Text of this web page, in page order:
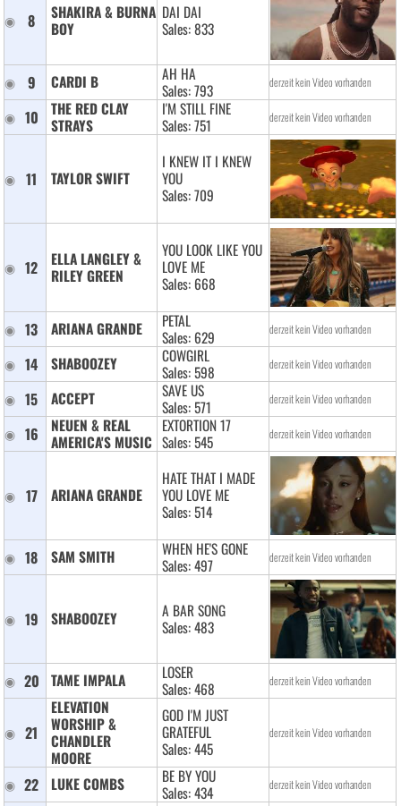
8
SHAKIRA & BURNA
BOY
DAI DAI
Sales: 833
9 CARDI B
AH HA
Sales: 793
derzeit kein Video vorhanden
10
THE RED CLAY
STRAYS
I'M STILL FINE
Sales: 751
derzeit kein Video vorhanden
11 TAYLOR SWIFT
I KNEW IT I KNEW
YOU
Sales: 709
12
ELLA LANGLEY &
RILEY GREEN
YOU LOOK LIKE YOU
LOVE ME
Sales: 668
13 ARIANA GRANDE
PETAL
Sales: 629
derzeit kein Video vorhanden
14 SHABOOZEY
COWGIRL
Sales: 598
derzeit kein Video vorhanden
15 ACCEPT
SAVE US
Sales: 571
derzeit kein Video vorhanden
16
NEUEN & REAL
AMERICA'S MUSIC
EXTORTION 17
Sales: 545
derzeit kein Video vorhanden
17 ARIANA GRANDE
HATE THAT I MADE
YOU LOVE ME
Sales: 514
18 SAM SMITH
WHEN HE'S GONE
Sales: 497
derzeit kein Video vorhanden
19 SHABOOZEY
A BAR SONG
Sales: 483
20 TAME IMPALA
LOSER
Sales: 468
derzeit kein Video vorhanden
21
ELEVATION
WORSHIP &
CHANDLER
MOORE
GOD I'M JUST
GRATEFUL
Sales: 445
derzeit kein Video vorhanden
22 LUKE COMBS
BE BY YOU
Sales: 434
derzeit kein Video vorhanden